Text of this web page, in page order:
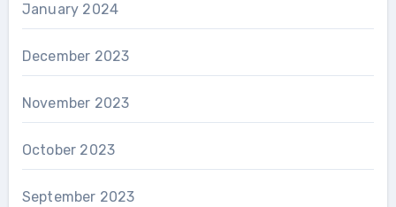
January 2024
December 2023
November 2023
October 2023
September 2023